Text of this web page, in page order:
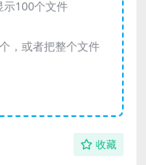
示100个文件
，或者把整个文件
收藏